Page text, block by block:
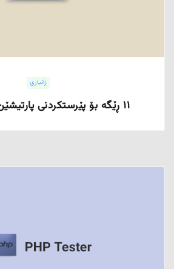
زانیاری
۱۱ ڕێگە بۆ پێرستکردنی پارتیشێن لە لینوکس